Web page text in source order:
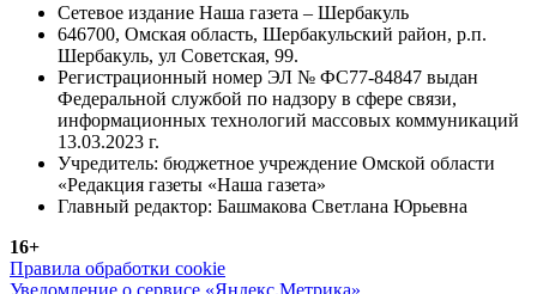
Сетевое издание Наша газета – Шербакуль
646700, Омская область, Шербакульский район, р.п.
Шербакуль, ул Советская, 99.
Регистрационный номер ЭЛ № ФС77-84847 выдан
Федеральной службой по надзору в сфере связи,
информационных технологий массовых коммуникаций
13.03.2023 г.
Учредитель: бюджетное учреждение Омской области
«Редакция газеты «Наша газета»
Главный редактор: Башмакова Светлана Юрьевна
16+
Правила обработки cookie
Уведомление о сервисе «Яндекс.Метрика»